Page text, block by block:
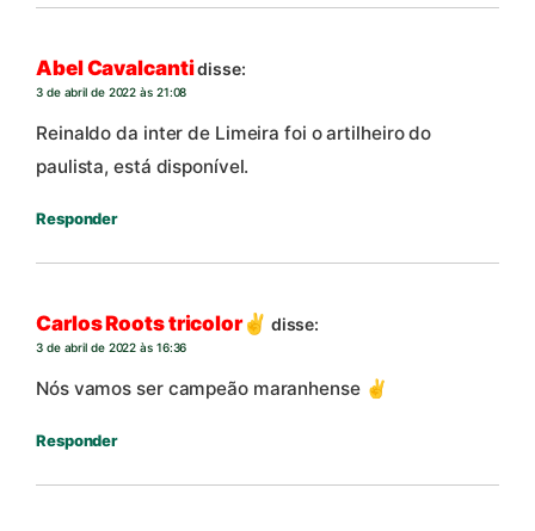
Abel Cavalcantidisse:
3 de abril de 2022 às 21:08
Reinaldo da inter de Limeira foi o artilheiro do
paulista, está disponível.
Responder
Carlos Roots tricolor✌️ disse:
3 de abril de 2022 às 16:36
Nós vamos ser campeão maranhense ✌️
Responder